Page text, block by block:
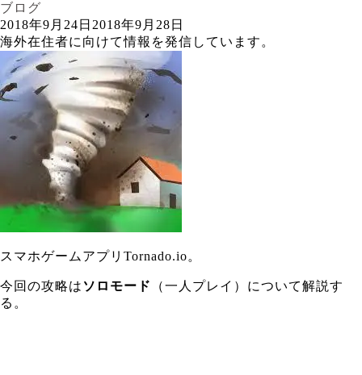
ブログ
2018年9月24日 2018年9月28日
海外在住者に向けて情報を発信しています。
スマホゲームアプリTornado.io。
今回の攻略は ソロモード
（一人プレイ）について解説す
る。